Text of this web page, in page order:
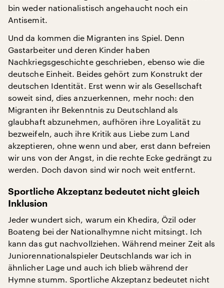
bin weder nationalistisch angehaucht noch ein
Antisemit.
Und da kommen die Migranten ins Spiel. Denn
Gastarbeiter und deren Kinder haben
Nachkriegsgeschichte geschrieben, ebenso wie die
deutsche Einheit. Beides gehört zum Konstrukt der
deutschen Identität. Erst wenn wir als Gesellschaft
soweit sind, dies anzuerkennen, mehr noch: den
Migranten ihr Bekenntnis zu Deutschland als
glaubhaft abzunehmen, aufhören ihre Loyalität zu
bezweifeln, auch ihre Kritik aus Liebe zum Land
akzeptieren, ohne wenn und aber, erst dann befreien
wir uns von der Angst, in die rechte Ecke gedrängt zu
werden. Doch davon sind wir noch weit entfernt.
Sportliche Akzeptanz bedeutet nicht gleich
Inklusion
Jeder wundert sich, warum ein Khedira, Özil oder
Boateng bei der Nationalhymne nicht mitsingt. Ich
kann das gut nachvollziehen. Während meiner Zeit als
Juniorennationalspieler Deutschlands war ich in
ähnlicher Lage und auch ich blieb während der
Hymne stumm. Sportliche Akzeptanz bedeutet nicht